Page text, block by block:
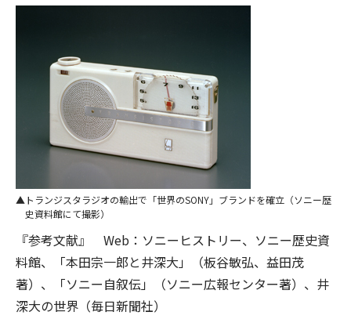
トランジスタラジオの輸出で「世界のSONY」ブランドを確立（ソニー歴
史資料館にて撮影）
『参考文献』 Web：ソニーヒストリー、ソニー歴史資
料館、「本田宗一郎と井深大」（板谷敏弘、益田茂
著）、「ソニー自叙伝」（ソニー広報センター著）、井
深大の世界（毎日新聞社）